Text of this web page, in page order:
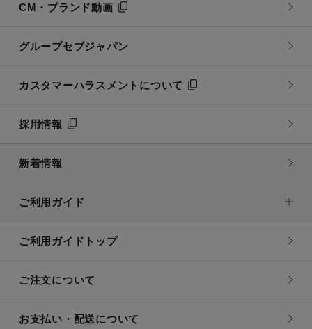
CM・ブランド動画
グループセブジャパン
カスタマーハラスメントについて
採用情報
新着情報
ご利用ガイド
ご利用ガイドトップ
ご注文について
お支払い・配送について